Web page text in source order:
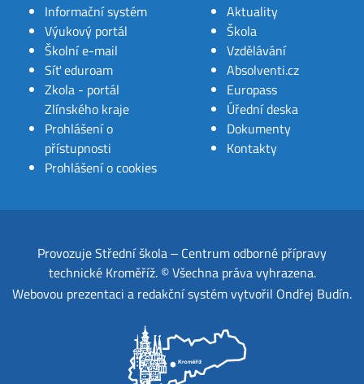
Informační systém
Výukový portál
Školní e-mail
Síť eduroam
Zkola - portál
Zlínského kraje
Prohlášení o
přístupnosti
Prohlášení o cookies
Aktuality
Škola
Vzdělávání
Absolventi.cz
Europass
Úřední deska
Dokumenty
Kontakty
ProvozujeStřední škola ‒ Centrum odborné přípravy
technické Kroměříž. © Všechna práva vyhrazena.
Webovou prezentaci a redakční systémvytvořil Ondřej Budín.